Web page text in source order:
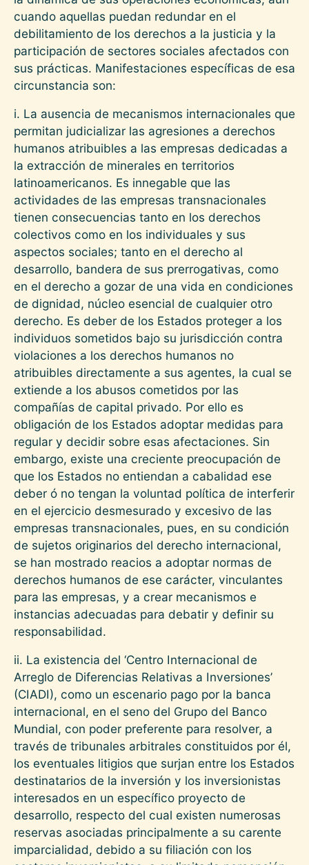
cuando aquellas puedan redundar en el
debilitamiento de los derechos a la justicia y la
participación de sectores sociales afectados con
sus prácticas. Manifestaciones específicas de esa
circunstancia son:
i. La ausencia de mecanismos internacionales que
permitan judicializar las agresiones a derechos
humanos atribuibles a las empresas dedicadas a
la extracción de minerales en territorios
latinoamericanos. Es innegable que las
actividades de las empresas transnacionales
tienen consecuencias tanto en los derechos
colectivos como en los individuales y sus
aspectos sociales; tanto en el derecho al
desarrollo, bandera de sus prerrogativas, como
en el derecho a gozar de una vida en condiciones
de dignidad, núcleo esencial de cualquier otro
derecho. Es deber de los Estados proteger a los
individuos sometidos bajo su jurisdicción contra
violaciones a los derechos humanos no
atribuibles directamente a sus agentes, la cual se
extiende a los abusos cometidos por las
compañías de capital privado. Por ello es
obligación de los Estados adoptar medidas para
regular y decidir sobre esas afectaciones. Sin
embargo, existe una creciente preocupación de
que los Estados no entiendan a cabalidad ese
deber ó no tengan la voluntad política de interferir
en el ejercicio desmesurado y excesivo de las
empresas transnacionales, pues, en su condición
de sujetos originarios del derecho internacional,
se han mostrado reacios a adoptar normas de
derechos humanos de ese carácter, vinculantes
para las empresas, y a crear mecanismos e
instancias adecuadas para debatir y definir su
responsabilidad.
ii. La existencia del ‘Centro Internacional de
Arreglo de Diferencias Relativas a Inversiones’
(CIADI), como un escenario pago por la banca
internacional, en el seno del Grupo del Banco
Mundial, con poder preferente para resolver, a
través de tribunales arbitrales constituidos por él,
los eventuales litigios que surjan entre los Estados
destinatarios de la inversión y los inversionistas
interesados en un específico proyecto de
desarrollo, respecto del cual existen numerosas
reservas asociadas principalmente a su carente
imparcialidad, debido a su filiación con los